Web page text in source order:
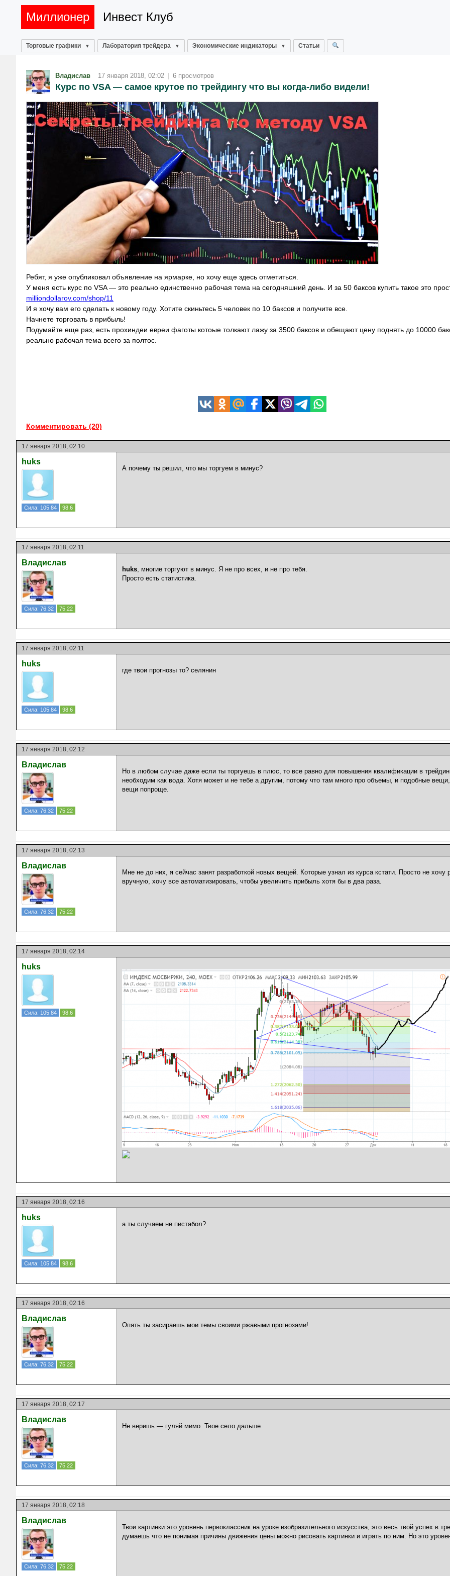
Миллионер Инвест Клуб
Торговые графики Лаборатория трейдера Экономические индикаторы Статьи
Владислав 17 января 2018, 02:02 | 6 просмотров
Курс по VSA — самое крутое по трейдингу что вы когда-либо видели!
Ребят, я уже опубликовал объявление на ярмарке, но хочу еще здесь отметиться.
У меня есть курс по VSA — это реально единственно рабочая тема на сегодняшний день. И за 50 баксов купить такое это
milliondollarov.com/shop/11
И я хочу вам его сделать к новому году. Хотите скиньтесь 5 человек по 10 баксов и получите все.
Начнете торговать в прибыль!
Подумайте еще раз, есть прохиндеи евреи фаготы котоые толкают лажу за 3500 баксов и обещают цену поднять до 10000
реально рабочая тема всего за полтос.
Комментировать (20)
17 января 2018, 02:10
huks
Сила: 105.84 98.6
А почему ты решил, что мы торгуем в минус?
17 января 2018, 02:11
Владислав
Сила: 76.32 75.22
huks, многие торгуют в минус. Я не про всех, и не про тебя.
Просто есть статистика.
17 января 2018, 02:11
huks
Сила: 105.84 98.6
где твои прогнозы то? селянин
17 января 2018, 02:12
Владислав
Сила: 76.32 75.22
Но в любом случае даже если ты торгуешь в плюс, то все равно для повышения квалификации в
необходим как вода. Хотя может и не тебе а другим, потому что там много про объемы, и подобные
вещи попроще.
17 января 2018, 02:13
Владислав
Сила: 76.32 75.22
Мне не до них, я сейчас занят разработкой новых вещей. Которые узнал из курса кстати. Просто не хочу
вручную, хочу все автоматизировать, чтобы увеличить прибыль хотя бы в два раза.
17 января 2018, 02:14
huks
Сила: 105.84 98.6
17 января 2018, 02:16
huks
Сила: 105.84 98.6
а ты случаем не пистабол?
17 января 2018, 02:16
Владислав
Сила: 76.32 75.22
Опять ты засираешь мои темы своими ржавыми прогнозами!
17 января 2018, 02:17
Владислав
Сила: 76.32 75.22
Не веришь — гуляй мимо. Твое село дальше.
17 января 2018, 02:18
Владислав
Сила: 76.32 75.22
Твои картинки это уровень первоклассник на уроке изобразительного искусства, это весь твой успех в
думаешь что не понимая причины движения цены можно рисовать картинки и играть по ним. Но это